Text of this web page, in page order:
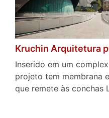
Kruchin Arquitetura
Inserido em um
projeto tem membrana
que remete às conchas